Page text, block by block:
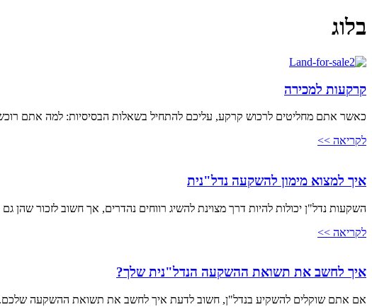
בלוג
קרקעות למכירה
כאשר אתם מחליטים לרכוש קרקע, עליכם להתחיל בשאלות הבסיסיות: למה אתם
לקריאה >>
איך למצוא מימון להשקעה נדל"נית
השקעות נדל"ן יכולות להיות דרך מצוינת להשיג רווחים נהדרים, אך חשוב לזכור
לקריאה >>
איך לחשב את תשואת ההשקעה הנדל"נית שלך?
אם אתם שוקלים להשקיע בנדל"ן, חשוב לדעת איך לחשב את תשואת ההשקעה שלכם.